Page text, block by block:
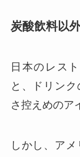
炭酸飲料以
日本のレス
と、ドリン
さ控えめのア
しかし、ア